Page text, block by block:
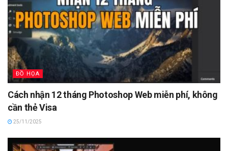
ĐỒ HỌA
Cách nhận 12 tháng Photoshop Web miễn phí, không
cần thẻ Visa
25/11/2025